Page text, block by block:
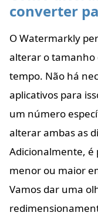
converter
O Watermarkly
alterar o tamanho
tempo. Não há
aplicativos para
um número
alterar ambas as
Adicionalmente, é
menor ou maior
Vamos dar uma